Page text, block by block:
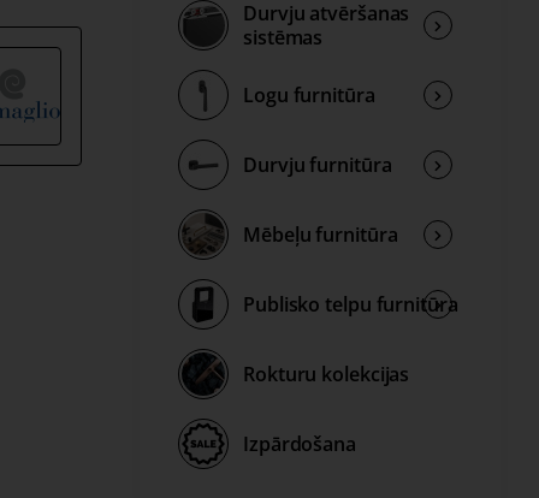
Durvju atvēršanas
sistēmas
Logu furnitūra
Durvju furnitūra
Mēbeļu furnitūra
Publisko telpu furnitūra
Rokturu kolekcijas
Izpārdošana